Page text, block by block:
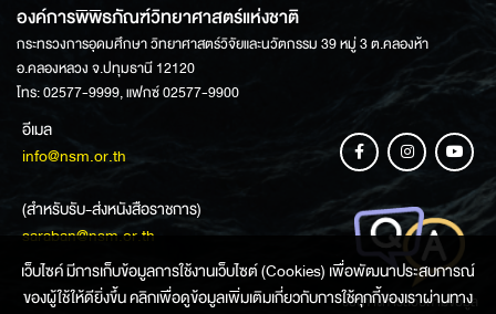
องค์การพิพิธภัณฑ์วิทยาศาสตร์แห่งชาติ
กระทรวงการอุดมศึกษา วิทยาศาสตร์วิจัยและนวัตกรรม 39 หมู่ 3 ต.คลองห้า
อ.คลองหลวง จ.ปทุมธานี 12120
โทร: 02577-9999, แฟกซ์ 02577-9900
อีเมล
info@nsm.or.th
(สำหรับรับ-ส่งหนังสือราชการ)
saraban@nsm.or.th
ช่องทางการสอบถามข้อมูล
เว็บไซค์ มีการเก็บข้อมูลการใช้งานเว็บไซต์ (Cookies) เพื่อพัฒนาประสบการณ์
ของผู้ใช้ให้ดียิ่งขึ้น คลิกเพื่อดูข้อมูลเพิ่มเติมเกี่ยวกับการใช้คุกกี้ของเราผ่านทาง